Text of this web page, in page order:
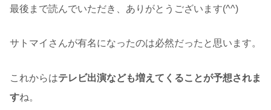
最後まで読んでいただき、ありがとうございます(^^)
サトマイさんが有名になったのは必然だったと思います。
これからはテレビ出演なども増えてくることが予想されま
すね。